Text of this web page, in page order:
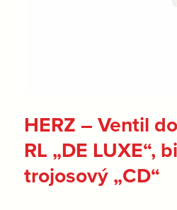
HERZ – Ventil
RL „DE LUXE“,
trojosový „CD“